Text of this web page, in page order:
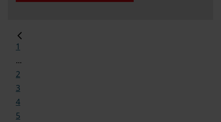
1
...
2
3
4
5